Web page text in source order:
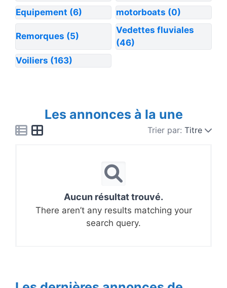
Equipement (6) motorboats (0)
Remorques (5)
Vedettes fluviales
(46)
Voiliers (163)
Les annonces à la une
Trier par: Titre
Aucun résultat trouvé.
There aren’t any results matching your
search query.